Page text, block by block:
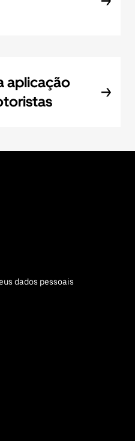
aplicação
dados pessoais